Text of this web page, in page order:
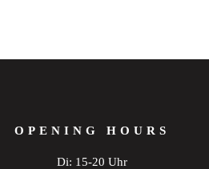
OPENING HOURS
Di: 15-20 Uhr